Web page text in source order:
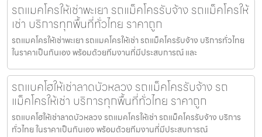
รถแมคโครให้เช่าพะเยา รถแม็คโครรับจ้าง รถแม็คโครให้
เช่า บริการทุกพื้นที่ทั่วไทย ราคาถูก
รถแมคโครให้เช่าพะเยา รถแมคโครให้เช่า รถแม็คโครรับจ้าง บริการทั่วไทย
ในราคาเป็นกันเอง พร้อมด้วยทีมงานที่มีประสบการณ์ และ
รถแบคโฮให้เช่าลาดบัวหลวง รถแม็คโครรับจ้าง รถ
แม็คโครให้เช่า บริการทุกพื้นที่ทั่วไทย ราคาถูก
รถแบคโฮให้เช่าลาดบัวหลวง รถแมคโครให้เช่า รถแม็คโครรับจ้าง บริการ
ทั่วไทย ในราคาเป็นกันเอง พร้อมด้วยทีมงานที่มีประสบการณ์